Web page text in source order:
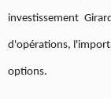
investissement
d'opérations,
options.